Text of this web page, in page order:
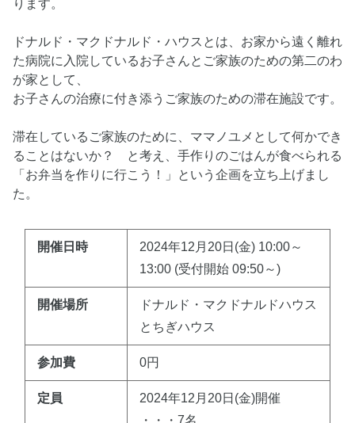
ります。
ドナルド・マクドナルド・ハウスとは、お家から遠く離れ
た病院に入院しているお子さんとご家族のための第二のわ
が家として、
お子さんの治療に付き添うご家族のための滞在施設です。
滞在しているご家族のために、ママノユメとして何かでき
ることはないか？ と考え、手作りのごはんが食べられる
「お弁当を作りに行こう！」という企画を立ち上げまし
た。
開催日時
2024年12月20日(金) 10:00～
13:00 (受付開始 09:50～)
開催場所
ドナルド・マクドナルドハウス
とちぎハウス
参加費 0円
定員
2024年12月20日(金)開催
・・・7名